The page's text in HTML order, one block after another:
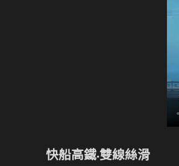
快船高鐵·雙線絲滑